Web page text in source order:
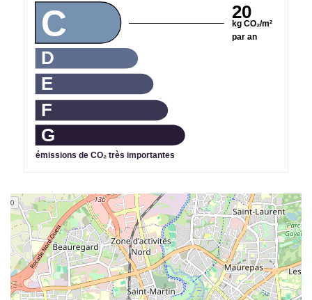
20
kg CO₂/m²
par an
C
D
E
F
G
émissions de CO₂ très importantes